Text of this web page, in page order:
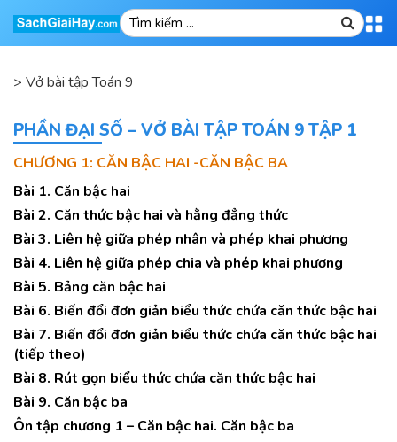
> Vở bài tập Toán 9
PHẦN ĐẠI SỐ – VỞ BÀI TẬP TOÁN 9 TẬP 1
CHƯƠNG 1: CĂN BẬC HAI -CĂN BẬC BA
Bài 1. Căn bậc hai
Bài 2. Căn thức bậc hai và hằng đẳng thức
Bài 3. Liên hệ giữa phép nhân và phép khai phương
Bài 4. Liên hệ giữa phép chia và phép khai phương
Bài 5. Bảng căn bậc hai
Bài 6. Biến đổi đơn giản biểu thức chứa căn thức bậc hai
Bài 7. Biến đổi đơn giản biểu thức chứa căn thức bậc hai
(tiếp theo)
Bài 8. Rút gọn biểu thức chứa căn thức bậc hai
Bài 9. Căn bậc ba
Ôn tập chương 1 – Căn bậc hai. Căn bậc ba